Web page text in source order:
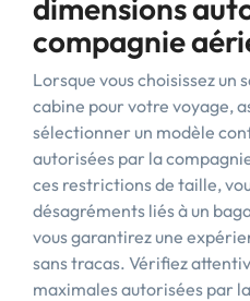
dimensions
compagnie
Lorsque vous choisissez un
cabine pour votre voyage,
sélectionner un modèle
autorisées par la
ces restrictions de taille,
désagréments liés à un
vous garantirez une
sans tracas. Vérifiez
maximales autorisées par